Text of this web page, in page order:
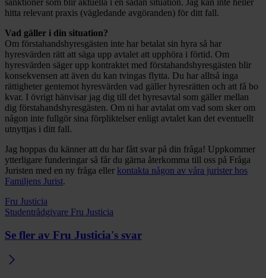
sanktioner som blir aktuella i en sådan situation. Jag kan inte heller
hitta relevant praxis (vägledande avgöranden) för ditt fall.
Vad gäller i din situation?
Om förstahandshyresgästen inte har betalat sin hyra så har
hyresvärden rätt att säga upp avtalet att upphöra i förtid. Om
hyresvärden säger upp kontraktet med förstahandshyresgästen blir
konsekvensen att även du kan tvingas flytta. Du har alltså inga
rättigheter gentemot hyresvärden vad gäller hyresrätten och att få bo
kvar. I övrigt hänvisar jag dig till det hyresavtal som gäller mellan
dig förstahandshyresgästen. Om ni har avtalat om vad som sker om
någon inte fullgör sina förpliktelser enligt avtalet kan det eventuellt
utnyttjas i ditt fall.
Jag hoppas du känner att du har fått svar på din fråga! Uppkommer
ytterligare funderingar så får du gärna återkomma till oss på Fråga
Juristen med en ny fråga eller kontakta någon av våra jurister hos
Familjens Jurist.
Fru Justicia
Studentrådgivare Fru Justicia
Se fler av Fru Justicia's svar